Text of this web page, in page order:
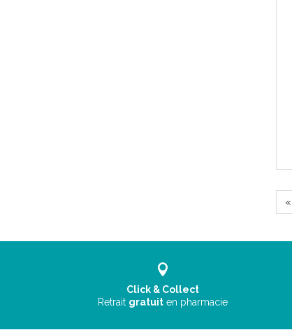
«
Click & Collect
Retrait gratuit en pharmacie